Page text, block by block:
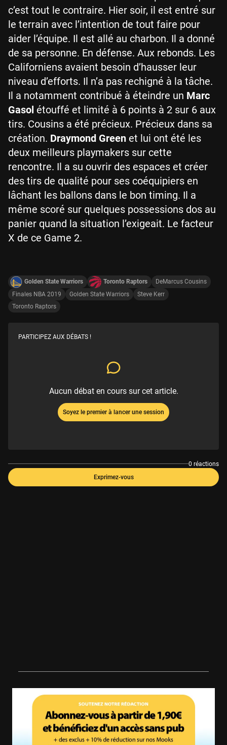
c’est tout le contraire. Hier soir, il est entré sur
le terrain avec l’intention de tout faire pour
aider l’équipe. Il est allé au charbon. Il a donné
de sa personne. En défense. Aux rebonds. Les
Californiens avaient besoin d’hausser leur
niveau d’efforts. Il n’a pas rechigné à la tâche.
Il a notamment contribué à éteindre un Marc
Gasol étouffé et limité à 6 points à 2 sur 6 aux
tirs. Cousins a été précieux. Précieux dans sa
création. Draymond Green et lui ont été les
deux meilleurs playmakers sur cette
rencontre. Il a su ouvrir des espaces et créer
des tirs de qualité pour ses coéquipiers en
lâchant les ballons dans le bon timing. Il a
même scoré sur quelques possessions dos au
panier quand la situation l’exigeait. Le facteur
X de ce Game 2.
Golden State Warriors Toronto Raptors
DeMarcus Cousins
Finales NBA 2019
Golden State Warriors
Steve Kerr
Toronto Raptors
PARTICIPEZ AUX DÉBATS !
Aucun débat en cours sur cet article.
Soyez le premier à lancer une session
0 réactions
Exprimez-vous